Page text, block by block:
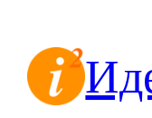
содержимому